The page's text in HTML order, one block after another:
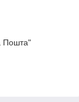
Пошта"